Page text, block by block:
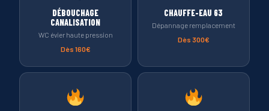
DÉBOUCHAGE
CANALISATION
WC évier haute pression
Dès 160€
CHAUFFE-EAU 63
Dépannage remplacement
Dès 300€